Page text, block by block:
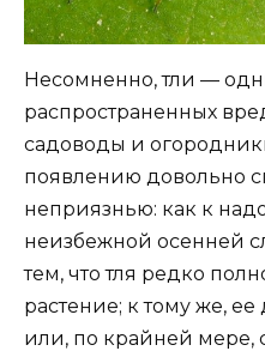
Несомненно, тли —
распространенных
садоводы и
появлению довольно
неприязнью: как к
неизбежной осенней
тем, что тля редко
растение; к тому же,
или, по крайней мере,